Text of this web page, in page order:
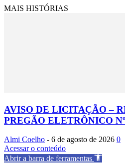
MAIS HISTÓRIAS
AVISO DE LICITAÇÃO –
PREGÃO ELETRÔNICO
Almi Coelho - 6 de agosto de 2026 0
Acessar o conteúdo
Abrir a barra de ferramentas